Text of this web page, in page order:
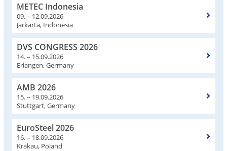
METEC Indonesia
09. – 12.09.2026
Jarkarta, Indonesia
DVS CONGRESS 2026
14. – 15.09.2026
Erlangen, Germany
AMB 2026
15. – 19.09.2026
Stuttgart, Germany
EuroSteel 2026
16. – 18.09.2026
Krakau, Poland